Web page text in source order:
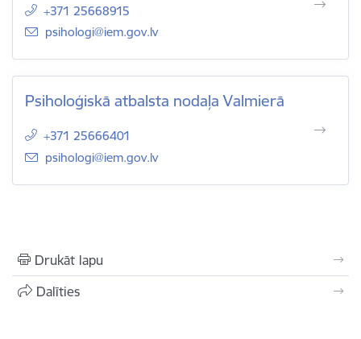
+371 25668915
E-pasts:
psihologi@iem.gov.lv
Psiholoģiskā atbalsta nodaļa Valmierā
+371 25666401
E-pasts:
psihologi@iem.gov.lv
Drukāt lapu
Dalīties